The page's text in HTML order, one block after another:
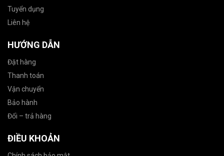
Tuyển dụng
Liên hệ
HƯỚNG DẪN
Đặt hàng
Thanh toán
Vận chuyển
Bảo hành
Đổi – trả hàng
ĐIỀU KHOẢN